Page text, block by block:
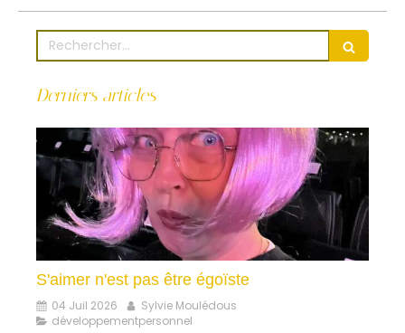
Rechercher
Derniers articles
S'aimer n'est pas être égoïste
04 Juil 2026
Sylvie Moulédous
développementpersonnel